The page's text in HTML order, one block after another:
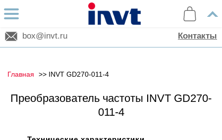
box@invt.ru Контакты
Главная INVT GD270-011-4
Преобразователь частоты INVT GD270-
011-4